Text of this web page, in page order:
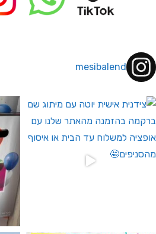
mesibalend
לחברי מועדון ומצטרפים חדשים🤍
מין העובר רק במסיבלנד !! קיים